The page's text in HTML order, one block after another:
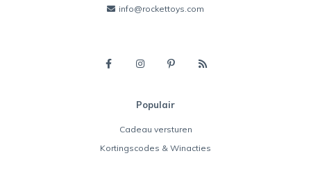
info@rockettoys.com
Populair
Cadeau versturen
Kortingscodes & Winacties